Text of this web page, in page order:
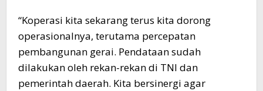
“Koperasi kita sekarang terus kita dorong
operasionalnya, terutama percepatan
pembangunan gerai. Pendataan sudah
dilakukan oleh rekan-rekan di TNI dan
pemerintah daerah. Kita bersinergi agar